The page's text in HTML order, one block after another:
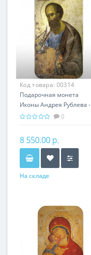
Код товара: 00314
Подарочная монета
Иконы Андрея Рублева -
Апостол Павел серебро
сувенир
0
8 550.00 р.
На складе